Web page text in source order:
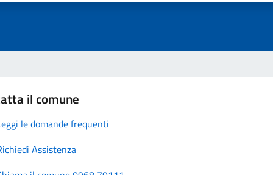
il comune
le domande frequenti
Assistenza